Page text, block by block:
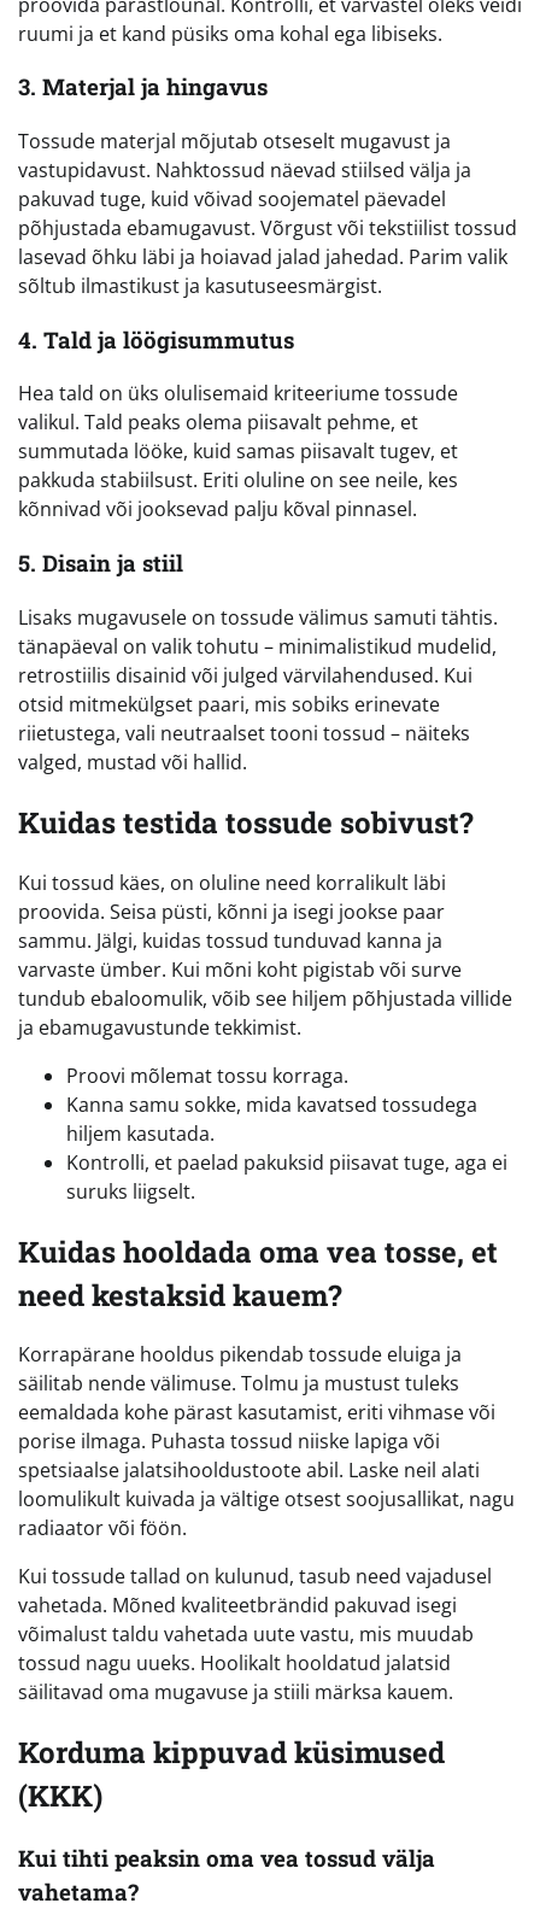
ruumi ja et kand püsiks oma kohal ega libiseks.
3. Materjal ja hingavus
Tossude materjal mõjutab otseselt mugavust ja
vastupidavust. Nahktossud näevad stiilsed välja ja
pakuvad tuge, kuid võivad soojematel päevadel
põhjustada ebamugavust. Võrgust või tekstiilist tossud
lasevad õhku läbi ja hoiavad jalad jahedad. Parim valik
sõltub ilmastikust ja kasutuseesmärgist.
4. Tald ja löögisummutus
Hea tald on üks olulisemaid kriteeriume tossude
valikul. Tald peaks olema piisavalt pehme, et
summutada lööke, kuid samas piisavalt tugev, et
pakkuda stabiilsust. Eriti oluline on see neile, kes
kõnnivad või jooksevad palju kõval pinnasel.
5. Disain ja stiil
Lisaks mugavusele on tossude välimus samuti tähtis.
tänapäeval on valik tohutu – minimalistikud mudelid,
retrostiilis disainid või julged värvilahendused. Kui
otsid mitmekülgset paari, mis sobiks erinevate
riietustega, vali neutraalset tooni tossud – näiteks
valged, mustad või hallid.
Kuidas testida tossude sobivust?
Kui tossud käes, on oluline need korralikult läbi
proovida. Seisa püsti, kõnni ja isegi jookse paar
sammu. Jälgi, kuidas tossud tunduvad kanna ja
varvaste ümber. Kui mõni koht pigistab või surve
tundub ebaloomulik, võib see hiljem põhjustada villide
ja ebamugavustunde tekkimist.
Proovi mõlemat tossu korraga.
Kanna samu sokke, mida kavatsed tossudega
hiljem kasutada.
Kontrolli, et paelad pakuksid piisavat tuge, aga ei
suruks liigselt.
Kuidas hooldada oma vea tosse, et
need kestaksid kauem?
Korrapärane hooldus pikendab tossude eluiga ja
säilitab nende välimuse. Tolmu ja mustust tuleks
eemaldada kohe pärast kasutamist, eriti vihmase või
porise ilmaga. Puhasta tossud niiske lapiga või
spetsiaalse jalatsihooldustoote abil. Laske neil alati
loomulikult kuivada ja vältige otsest soojusallikat, nagu
radiaator või föön.
Kui tossude tallad on kulunud, tasub need vajadusel
vahetada. Mõned kvaliteetbrändid pakuvad isegi
võimalust taldu vahetada uute vastu, mis muudab
tossud nagu uueks. Hoolikalt hooldatud jalatsid
säilitavad oma mugavuse ja stiili märksa kauem.
Korduma kippuvad küsimused
(KKK)
Kui tihti peaksin oma vea tossud välja
vahetama?